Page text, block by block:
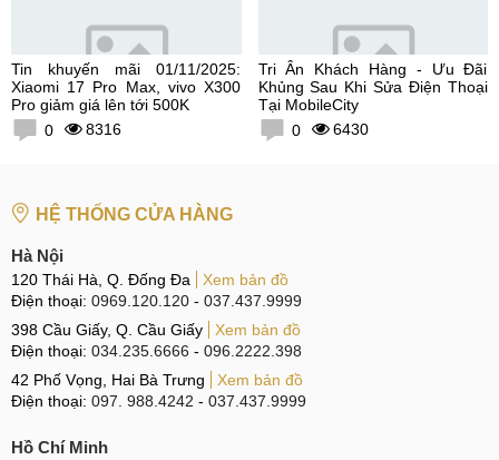
Tin khuyến mãi 01/11/2025:
Xiaomi 17 Pro Max, vivo X300
Pro giảm giá lên tới 500K
0
8316
Tri Ân Khách Hàng - Ưu Đãi
Khủng Sau Khi Sửa Điện Thoại
Tại MobileCity
0
6430
HỆ THỐNG CỬA HÀNG
Hà Nội
120 Thái Hà, Q. Đống Đa
Xem bản đồ
Điện thoại: 0969.120.120 - 037.437.9999
398 Cầu Giấy, Q. Cầu Giấy
Xem bản đồ
Điện thoại: 034.235.6666 - 096.2222.398
42 Phố Vọng, Hai Bà Trưng
Xem bản đồ
Điện thoại: 097. 988.4242 - 037.437.9999
Hồ Chí Minh